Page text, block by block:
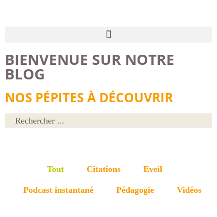
BIENVENUE SUR NOTRE
BLOG
NOS PÉPITES À DÉCOUVRIR
Tout Citations Eveil
Podcast instantané Pédagogie Vidéos